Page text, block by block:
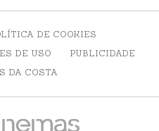
DE COOKIES
DE USO
PUBLICIDADE
DA COSTA